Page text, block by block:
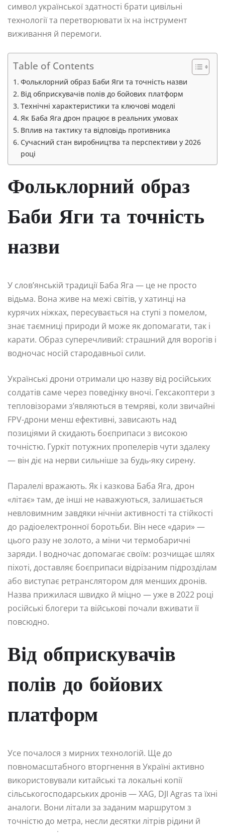
символ української здатності брати цивільні
технології та перетворювати їх на інструмент
виживання й перемоги.
Table of Contents
Фольклорний образ Баби Яги та точність назви
Від обприскувачів полів до бойових платформ
Технічні характеристики та ключові моделі
Як Баба Яга дрон працює в реальних умовах
Вплив на тактику та відповідь противника
Сучасний стан виробництва та перспективи у 2026
році
Фольклорний образ
Баби Яги та точність
назви
У слов’янській традиції Баба Яга — це не просто
відьма. Вона живе на межі світів, у хатинці на
курячих ніжках, пересувається на ступі з помелом,
знає таємниці природи й може як допомагати, так і
карати. Образ суперечливий: страшний для ворогів і
водночас носій стародавньої сили.
Українські дрони отримали цю назву від російських
солдатів саме через поведінку вночі. Гексакоптери з
тепловізорами з’являються в темряві, коли звичайні
FPV-дрони менш ефективні, зависають над
позиціями й скидають боєприпаси з високою
точністю. Гуркіт потужних пропелерів чути здалеку
— він діє на нерви сильніше за будь-яку сирену.
Паралелі вражають. Як і казкова Баба Яга, дрон
«літає» там, де інші не наважуються, залишається
невловимним завдяки нічніи активності та стійкості
до радіоелектронної боротьби. Він несе «дари» —
цього разу не золото, а міни чи термобаричні
заряди. І водночас допомагає своїм: розчищає шлях
піхоті, доставляє боєприпаси відрізаним підрозділам
або виступає ретранслятором для менших дронів.
Назва прижилася швидко й міцно — уже в 2022 році
російські блогери та військові почали вживати її
повсюдно.
Від обприскувачів
полів до бойових
платформ
Усе почалося з мирних технологій. Ще до
повномасштабного вторгнення в Україні активно
використовували китайські та локальні копії
сільськогосподарських дронів — XAG, DJI Agras та їхні
аналоги. Вони літали за заданим маршрутом з
точністю до метра, несли десятки літрів рідини й